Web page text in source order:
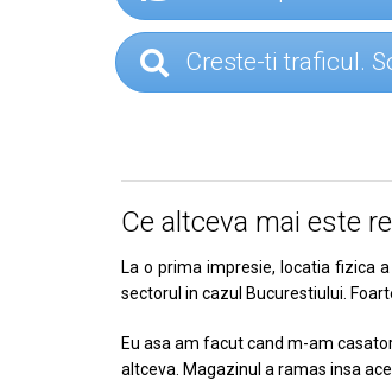
Creste-ti traficul.
Ce altceva mai este
La o prima impresie, locatia fizica
sectorul in cazul Bucurestiului.
Eu asa am facut cand m-am
altceva. Magazinul a ramas insa